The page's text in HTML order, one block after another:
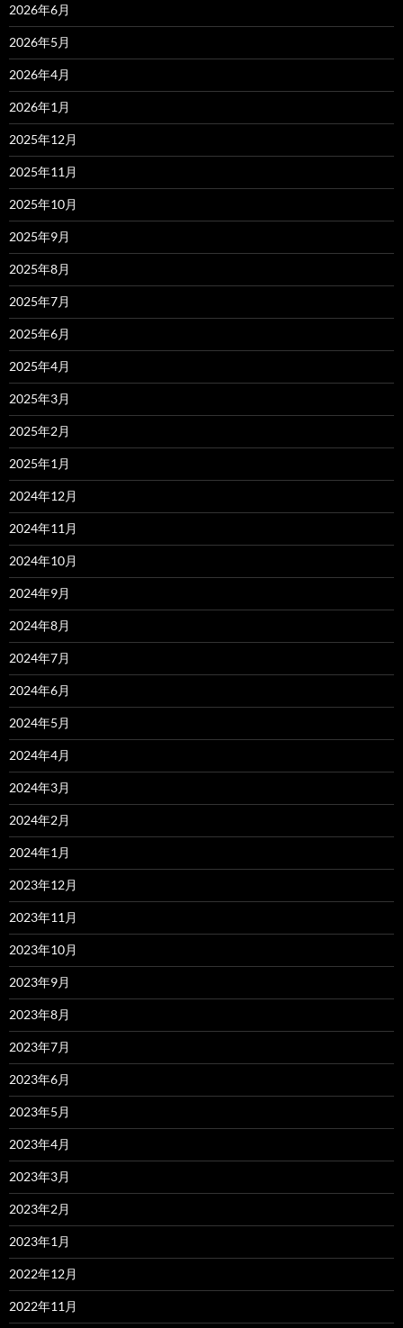
2026年6月
2026年5月
2026年4月
2026年1月
2025年12月
2025年11月
2025年10月
2025年9月
2025年8月
2025年7月
2025年6月
2025年4月
2025年3月
2025年2月
2025年1月
2024年12月
2024年11月
2024年10月
2024年9月
2024年8月
2024年7月
2024年6月
2024年5月
2024年4月
2024年3月
2024年2月
2024年1月
2023年12月
2023年11月
2023年10月
2023年9月
2023年8月
2023年7月
2023年6月
2023年5月
2023年4月
2023年3月
2023年2月
2023年1月
2022年12月
2022年11月